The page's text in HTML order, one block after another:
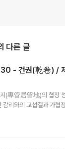
다른 글
- 건권(乾卷) /
(專管居留地)의 협정
리와의 교섭결과 가협
세는 일시적으로 일본정